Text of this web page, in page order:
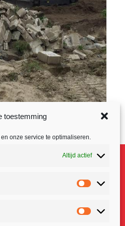
toestemming
onze service te optimaliseren.
Altijd actief
Marketing